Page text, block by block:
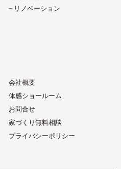
リノベーション
会社概要
体感ショールーム
お問合せ
家づくり無料相談
プライバシーポリシー